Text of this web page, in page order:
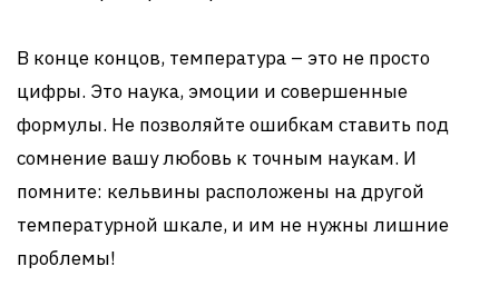
В конце концов, температура – это не просто
цифры. Это наука, эмоции и совершенные
формулы. Не позволяйте ошибкам ставить под
сомнение вашу любовь к точным наукам. И
помните: кельвины расположены на другой
температурной шкале, и им не нужны лишние
проблемы!